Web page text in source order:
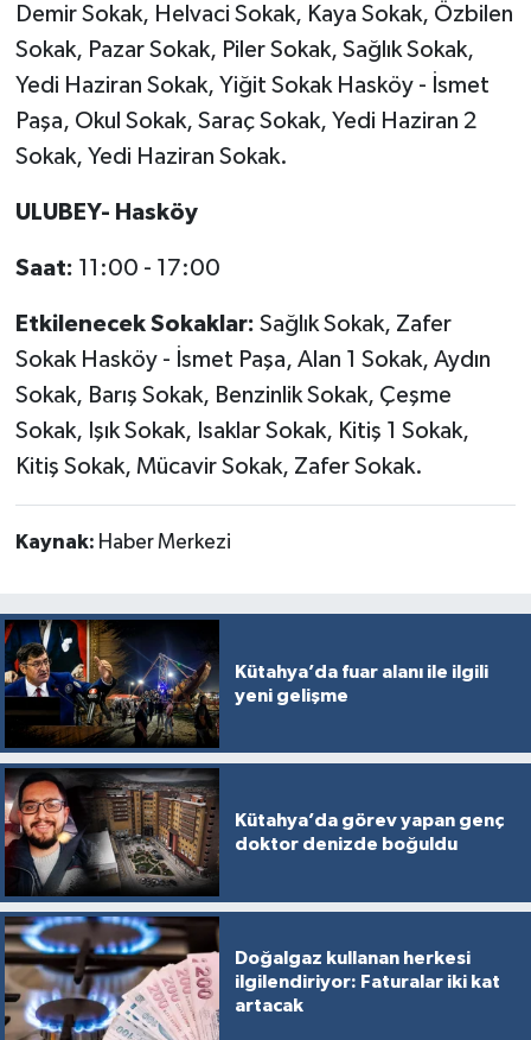
Demir Sokak, Helvaci Sokak, Kaya Sokak, Özbilen
Sokak, Pazar Sokak, Piler Sokak, Sağlık Sokak,
Yedi Haziran Sokak, Yiğit Sokak Hasköy - İsmet
Paşa, Okul Sokak, Saraç Sokak, Yedi Haziran 2
Sokak, Yedi Haziran Sokak.
ULUBEY- Hasköy
Saat: 11:00 - 17:00
Etkilenecek Sokaklar: Sağlık Sokak, Zafer
Sokak Hasköy - İsmet Paşa, Alan 1 Sokak, Aydın
Sokak, Barış Sokak, Benzinlik Sokak, Çeşme
Sokak, Işık Sokak, Isaklar Sokak, Kitiş 1 Sokak,
Kitiş Sokak, Mücavir Sokak, Zafer Sokak.
Kaynak: Haber Merkezi
Kütahya’da fuar alanı ile ilgili
yeni gelişme
Kütahya’da görev yapan genç
doktor denizde boğuldu
Doğalgaz kullanan herkesi
ilgilendiriyor: Faturalar iki kat
artacak
Video Galeri
Yaşam